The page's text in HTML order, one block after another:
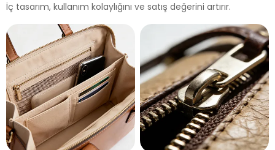
İç tasarım, kullanım kolaylığını ve satış değerini artırır.